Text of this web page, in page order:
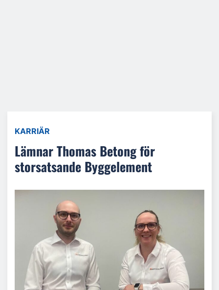
KARRIÄR
Lämnar Thomas Betong för
storsatsande Byggelement